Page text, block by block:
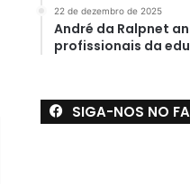
22 de dezembro de 2025
André da Ralpnet
profissionais da
SIGA-NOS NO